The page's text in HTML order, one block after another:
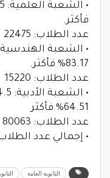
فأكثر.
عدد الطلاب: 22475
83.17% فأكثر.
عدد الطلاب: 15220
64.51% فأكثر
عدد الطلاب: 80063
• إجمالي عدد الطلاب:
الثانوية العامة